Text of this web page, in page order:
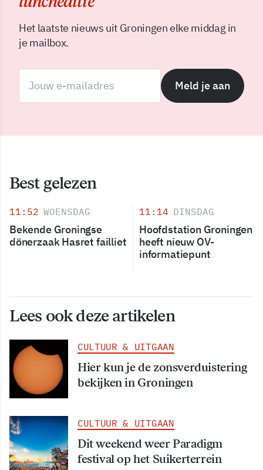
Het laatste nieuws uit Groningen elke middag in
je mailbox.
Meld je aan
Best gelezen
11:52 WOENSDAG
Bekende Groningse
dönerzaak Hasret failliet
11:14 DINSDAG
Hoofdstation Groningen
heeft nieuw OV-
informatiepunt
Lees ook deze artikelen
CULTUUR & UITGAAN
Hier kun je de zonsverduistering
bekijken in Groningen
CULTUUR & UITGAAN
Dit weekend weer Paradigm
festival op het Suikerterrein